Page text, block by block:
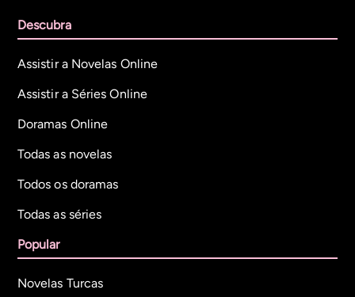
Descubra
Assistir a Novelas Online
Assistir a Séries Online
Doramas Online
Todas as novelas
Todos os doramas
Todas as séries
Popular
Novelas Turcas